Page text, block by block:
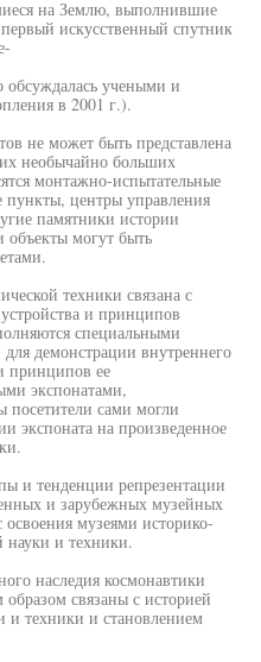
на Землю, выполнившие
искусственный спутник
учеными и
в 2001 г.).
не может быть представлена
необычайно больших
монтажно-испытательные
пункты, центры управления
памятники истории
объекты могут быть
техники связана с
и принципов
специальными
демонстрации внутреннего
принципов ее
экспонатами,
посетители сами могли
экспоната на произведенное
и тенденции репрезентации
и зарубежных музейных
музеями историко-
науки и техники.
наследия космонавтики
связаны с историей
и техники и становлением